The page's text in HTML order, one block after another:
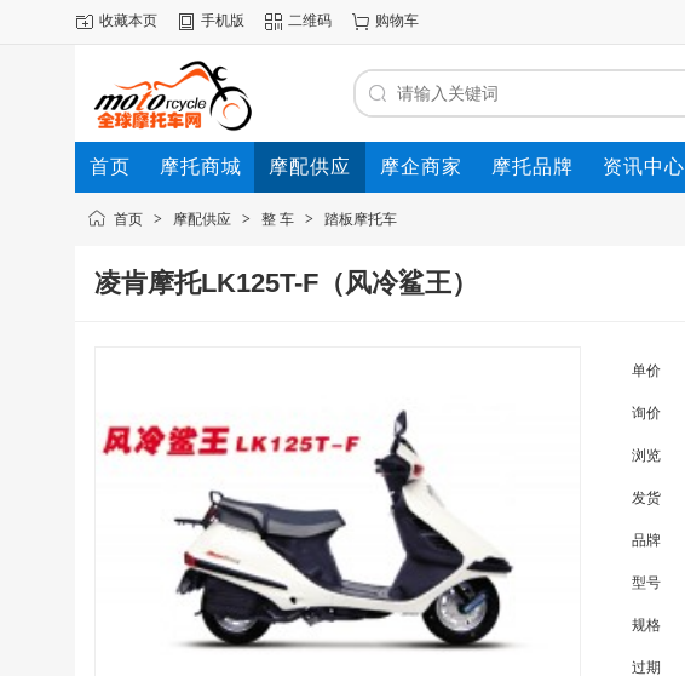
收藏本页 手机版 二维码 购物车
首页 摩托商城 摩配供应 摩企商家 摩托品牌 资讯中心
动态首页 > 摩配供应 > 整 车 > 踏板摩托车
凌肯摩托LK125T-F（风冷鲨王）
单价
询价
浏览
发货
品牌
型号
规格
过期